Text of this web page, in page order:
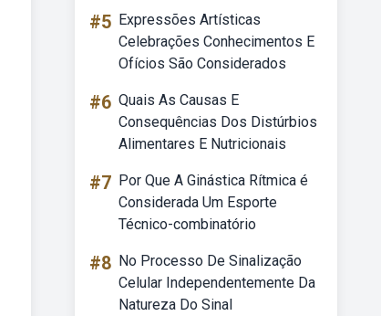
#5 Expressões Artísticas
Celebrações Conhecimentos E
Ofícios São Considerados
#6 Quais As Causas E
Consequências Dos Distúrbios
Alimentares E Nutricionais
#7 Por Que A Ginástica Rítmica é
Considerada Um Esporte
Técnico-combinatório
#8 No Processo De Sinalização
Celular Independentemente Da
Natureza Do Sinal